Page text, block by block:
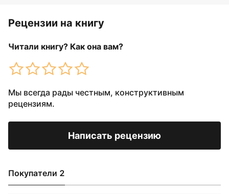
Рецензии на книгу
Читали книгу? Как она вам?
Мы всегда рады честным, конструктивным
рецензиям.
Написать рецензию
Покупатели 2